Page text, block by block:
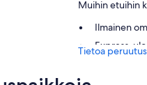
Muihin etuihin
Ilmainen
Express-
Tietoa